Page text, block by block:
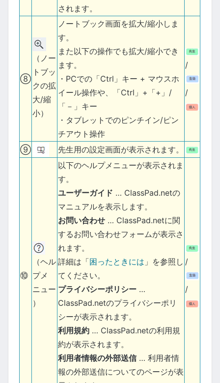
されます。
⑧
（ノー
トブッ
クの拡
大/縮
小）
ノートブック画面を拡大/縮小しま
す。
また以下の操作でも拡大/縮小でき
ます。
・PCでの「Ctrl」キー + マウスホ
イール操作や、「Ctrl」+「+」/
「－」キー
・タブレットでのピンチイン/ピン
チアウト操作
/
/
⑨ 先生用の設定画面が表示されます。
⑩
（ヘル
プメ
ニュー
）
以下のヘルプメニューが表示されま
す。
ユーザーガイド … ClassPad.netの
マニュアルを表示します。
お問い合わせ … ClassPad.netに関
するお問い合わせフォームが表示さ
れます。
詳細は「困ったときには 」を参照し
てください。
プライバシーポリシー …
ClassPad.netのプライバシーポリ
シーが表示されます。
利用規約 … ClassPad.netの利用規
約が表示されます。
利用者情報の外部送信… 利用者情
報の外部送信についてのページが表
/
/